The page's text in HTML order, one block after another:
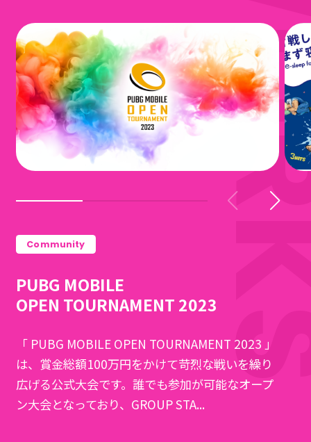
Community
PUBG MOBILE
OPEN TOURNAMENT 2023
「 PUBG MOBILE OPEN TOURNAMENT 2023 」
は、賞金総額100万円をかけて苛烈な戦いを繰り
広げる公式大会です。誰でも参加が可能なオープ
ン大会となっており、GROUP STA...